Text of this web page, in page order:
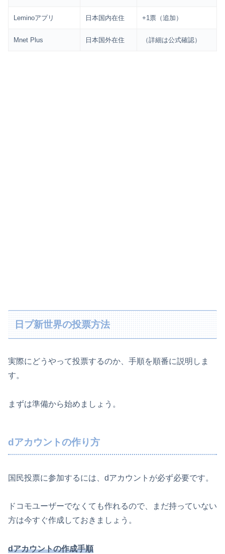
Leminoアプリ 日本国内在住 +1票（追加）
Mnet Plus 日本国外在住 （詳細は公式確認）
日プ新世界の投票方法
実際にどうやって投票するのか、手順を順番に説明しま
す。
まずは準備から始めましょう。
dアカウントの作り方
国民投票に参加するには、dアカウントが必ず必要です。
ドコモユーザーでなくても作れるので、まだ持っていない
方は今すぐ作成しておきましょう。
dアカウントの作成手順